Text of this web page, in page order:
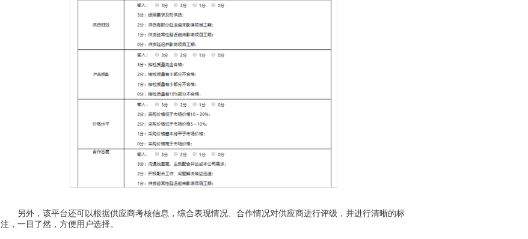
另外，该平台还可以根据供应商考核信息，综合表现情况、合作情况对供应商进行评级，并进行清晰的标
注，一目了然，方便用户选择。